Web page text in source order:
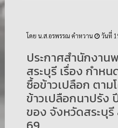
โดย น.ส.อรพรรณ คำหวาน วันที่
ประกาศสำนักงา
สระบุรี เรื่อง กำห
ซื้อข้าวเปลือก ตา
ข้าวเปลือกนาปรัง
ของ จังหวัดสระบุรี